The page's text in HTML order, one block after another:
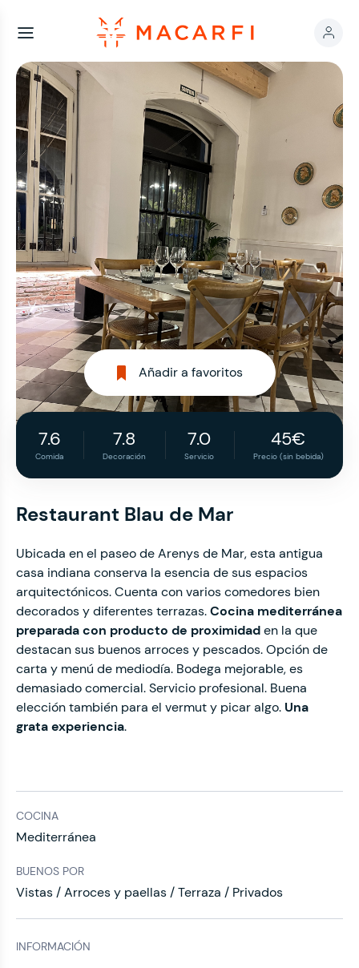
Añadir a favoritos
7.6
Comida
7.8
Decoración
7.0
Servicio
45€
Precio (sin bebida)
Restaurant Blau de Mar
Ubicada en el paseo de Arenys de Mar, esta antigua
casa indiana conserva la esencia de sus espacios
arquitectónicos. Cuenta con varios comedores bien
decorados y diferentes terrazas.Cocina mediterránea
preparada con producto de proximidaden la que
destacan sus buenos arroces y pescados. Opción de
carta y menú de mediodía. Bodega mejorable, es
demasiado comercial. Servicio profesional. Buena
elección también para el vermut y picar algo. Una
grata experiencia.
COCINA
Mediterránea
BUENOS POR
Vistas / Arroces y paellas / Terraza / Privados
INFORMACIÓN